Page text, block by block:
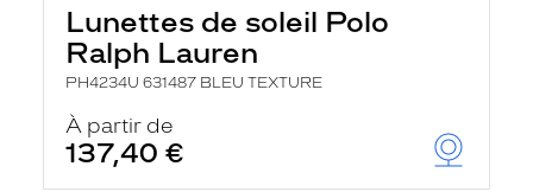
Lunettes de soleil Polo
Ralph Lauren
PH4234U 631487 BLEU TEXTURE
À partir de
137,40 €